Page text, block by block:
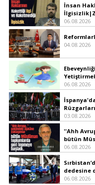
İnsan
06.08.2026
04.08.2026
06.08.2026
03.08.2026
''Ahh
bütün
06.08.2026
dedesine
06.08.2026